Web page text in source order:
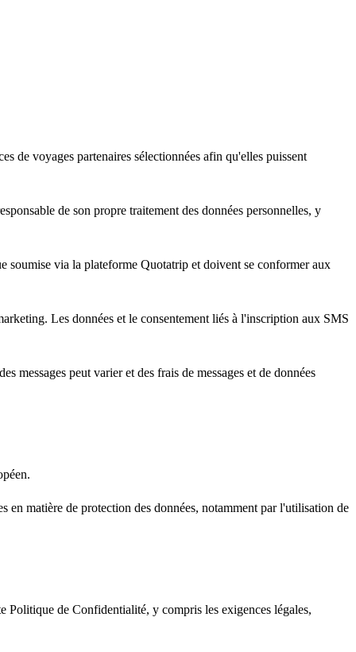
de voyages partenaires sélectionnées afin qu'elles puissent
de son propre traitement des données personnelles, y
soumise via la plateforme Quotatrip et doivent se conformer aux
Les données et le consentement liés à l'inscription aux SMS
messages peut varier et des frais de messages et de données
matière de protection des données, notamment par l'utilisation de
Politique de Confidentialité, y compris les exigences légales,